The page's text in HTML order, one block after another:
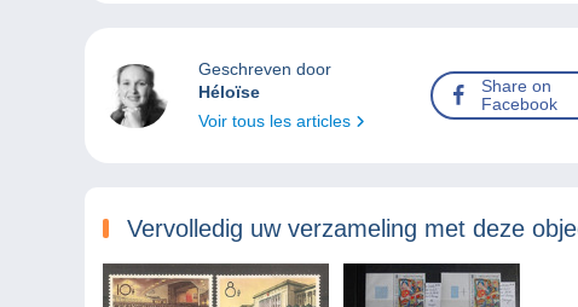
Geschreven door
Héloïse
Voir tous les articles
Share on
Facebook
Vervolledig uw verzameling met deze